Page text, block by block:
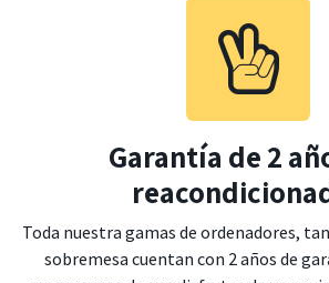
Garantía de 2
Toda nuestra gamas de ordenadores,
sobremesa cuentan con 2 años de